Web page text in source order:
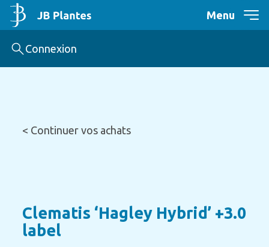
Menu
Connexion
< Continuer vos achats
Clematis ‘Hagley Hybrid’ +3.0
label